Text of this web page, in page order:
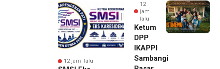
12 jam lalu
12
jam
lalu
Ketum
DPP
IKAPPI
Sambangi